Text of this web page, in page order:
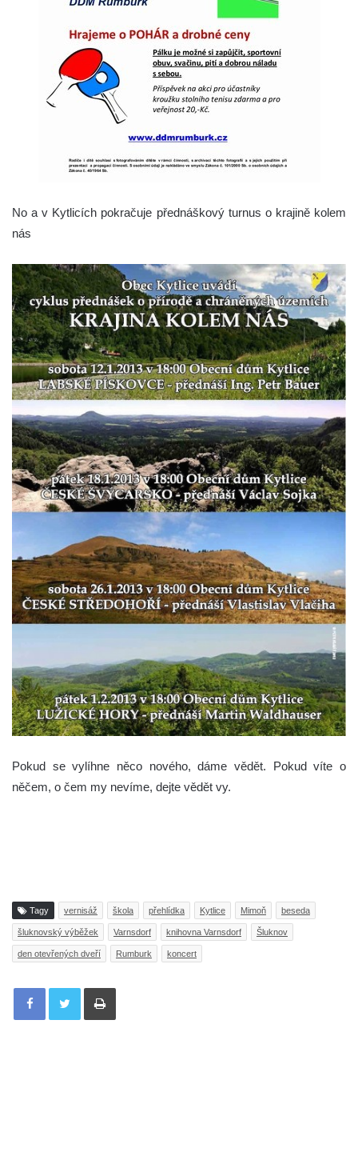
No a v Kytlicích pokračuje přednáškový turnus o krajině kolem
nás
Pokud se vylíhne něco nového, dáme vědět. Pokud víte o
něčem, o čem my nevíme, dejte vědět vy.
Tagy vernisáž škola přehlídka Kytlice Mimoň beseda
šluknovský výběžek Varnsdorf knihovna Varnsdorf Šluknov
den otevřených dveří Rumburk koncert
Tisknout